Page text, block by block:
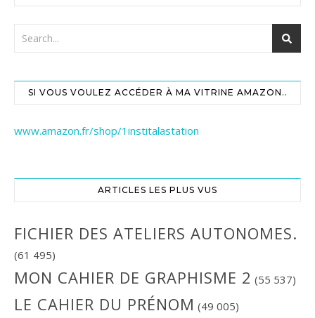
SI VOUS VOULEZ ACCÉDER À MA VITRINE AMAZON..
www.amazon.fr/shop/1institalastation
ARTICLES LES PLUS VUS
FICHIER DES ATELIERS AUTONOMES.
(61 495)
MON CAHIER DE GRAPHISME 2 (55 537)
LE CAHIER DU PRÉNOM (49 005)